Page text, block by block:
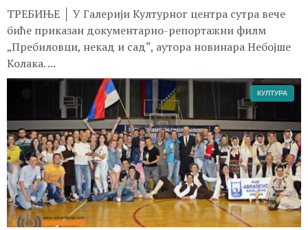
ТРЕБИЊЕ │ У Галерији Културног центра сутра вече
биће приказан документарно-репортажни филм
„Пребиловци, некад и сад“, аутора новинара Небојше
Колака. ...
КУЛТУРА